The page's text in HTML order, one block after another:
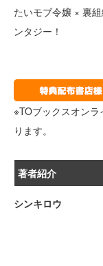
たいモブ令嬢 × 裏
ンタジー！
※TOブックスオン
ります。
著者紹介
シンキロウ